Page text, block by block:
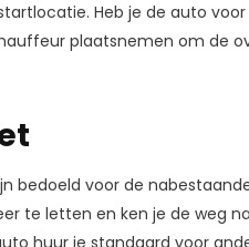
Heb je de auto voor
plaatsnemen om de
bedoeld voor de
te letten en ken je de weg
huur je standaard voor